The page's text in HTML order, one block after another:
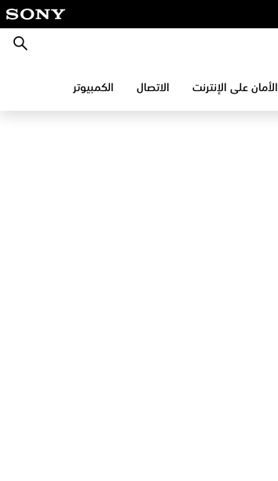
بحث
الأمان على الإنترنت الاتصال الكمبيوتر